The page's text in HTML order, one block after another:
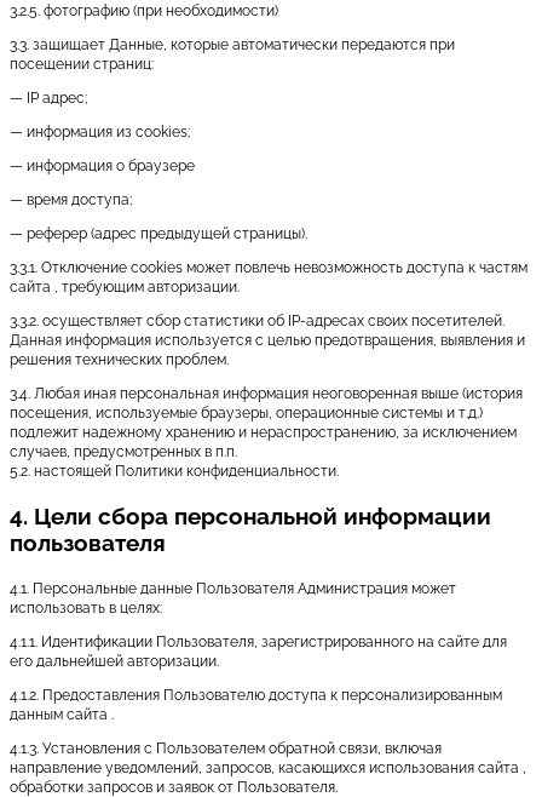
3.2.5. фотографию (при необходимости)
3.3. защищает Данные, которые автоматически передаются при
посещении страниц:
— IP адрес;
— информация из cookies;
— информация о браузере
— время доступа;
— реферер (адрес предыдущей страницы).
3.3.1. Отключение cookies может повлечь невозможность доступа к частям
сайта , требующим авторизации.
3.3.2. осуществляет сбор статистики об IP-адресах своих посетителей.
Данная информация используется с целью предотвращения, выявления и
решения технических проблем.
3.4. Любая иная персональная информация неоговоренная выше (история
посещения, используемые браузеры, операционные системы и т.д.)
подлежит надежному хранению и нераспространению, за исключением
случаев, предусмотренных в п.п.
5.2. настоящей Политики конфиденциальности.
4. Цели сбора персональной информации
пользователя
4.1. Персональные данные Пользователя Администрация может
использовать в целях:
4.1.1. Идентификации Пользователя, зарегистрированного на сайте для
его дальнейшей авторизации.
4.1.2. Предоставления Пользователю доступа к персонализированным
данным сайта .
4.1.3. Установления с Пользователем обратной связи, включая
направление уведомлений, запросов, касающихся использования сайта ,
обработки запросов и заявок от Пользователя.